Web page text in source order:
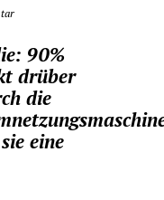
90%
drüber
die
eine